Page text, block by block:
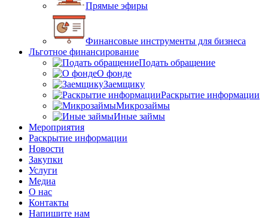
Прямые эфиры
Финансовые инструменты для бизнеса
Льготное финансирование
Подать обращение
О фонде
Заемщику
Раскрытие информации
Микрозаймы
Иные займы
Мероприятия
Раскрытие информации
Новости
Закупки
Услуги
Медиа
О нас
Контакты
Напишите нам